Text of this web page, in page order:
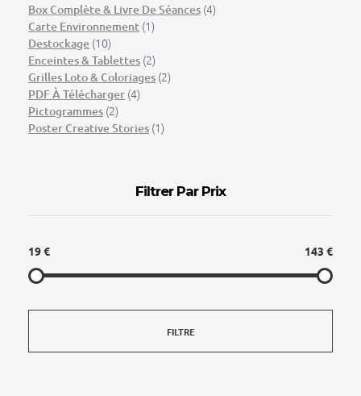
Box Complète & Livre De Séances (4)
Carte Environnement (1)
Destockage (10)
Enceintes & Tablettes (2)
Grilles Loto & Coloriages (2)
PDF À Télécharger (4)
Pictogrammes (2)
Poster Creative Stories (1)
Filtrer Par Prix
19 € 143 €
FILTRE